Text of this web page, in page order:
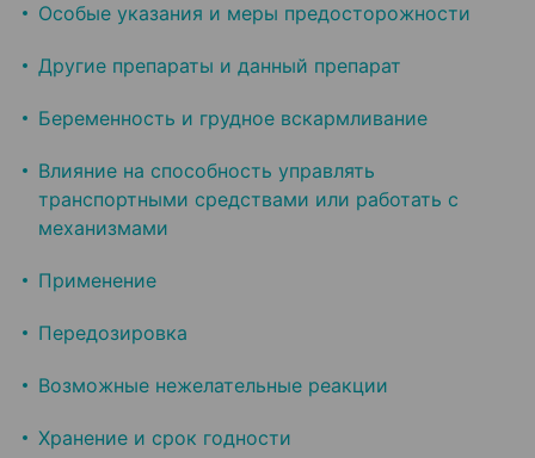
Особые указания и меры предосторожности
Другие препараты и данный препарат
Беременность и грудное вскармливание
Влияние на способность управлять
транспортными средствами или работать с
механизмами
Применение
Передозировка
Возможные нежелательные реакции
Хранение и срок годности